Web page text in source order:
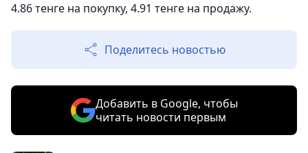
4.86 тенге на покупку, 4.91 тенге на продажу.
Поделитесь новостью
Добавить в Google, чтобы
читать новости первым